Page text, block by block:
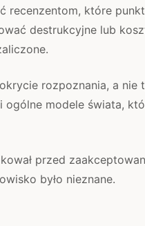
recenzentom, które
destrukcyjne lub
rozpoznania, a nie
modele świata,
przed
było nieznane.